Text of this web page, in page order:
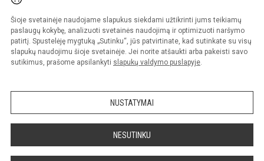
Šioje svetainėje naudojame slapukus siekdami užtikrinti jums teikiamų
paslaugų kokybę, analizuoti svetainės naudojimą ir optimizuoti naršymo
patirtį. Spustelėję mygtuką „Sutinku“, jūs patvirtinate, kad sutinkate su visų
slapukų naudojimu šioje svetainėje. Jei norite atšaukti arba pakeisti savo
sutikimus, prašome apsilankyti slapukų valdymo puslapyje.
NUSTATYMAI
NESUTINKU
saugomos.
Kopijuoti turinį be raštiško gimnazijos sutikimo griežtai draudžiama.
Versija neįgaliesiems Slapukų valdymas
Sumanus būdas atnaujinti